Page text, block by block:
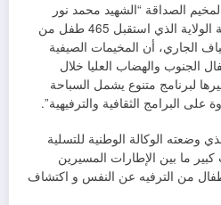
الصداقة “الشهيد محمد نور
الدين” بهضبة لالة ستي بعاصمة الولاية الذي استقبل 465 طفل من
الجاري، أن المخيمات الصيفية
الجنوب والهضاب العليا خلال
لبرنامج متنوع يشمل السباحة
البرامج الثقافية والترفيهية”.
وضعته الوكالة الوطنية للتسلية
ما بين الإطارات المسيرين
من الترفيه عن النفس و اكتشاف